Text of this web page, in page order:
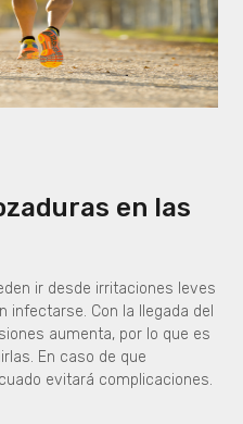
en las
ir desde irritaciones leves
infectarse. Con la llegada del
aumenta, por lo que es
En caso de que
evitará complicaciones.